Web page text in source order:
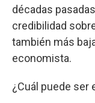
décadas
credibilidad
también más
economista.
¿Cuál puede ser